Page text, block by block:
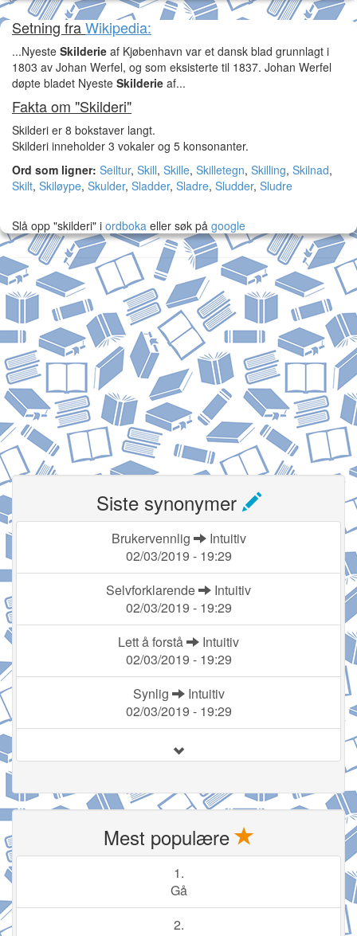
Setning fraWikipedia:
...Nyeste Skilderie af Kjøbenhavn var et dansk blad grunnlagt i
1803 av Johan Werfel, og som eksisterte til 1837. Johan Werfel
døpte bladet Nyeste Skilderie af...
Fakta om "Skilderi"
Skilderi er 8 bokstaver langt.
Skilderi inneholder 3 vokaler og 5 konsonanter.
Ord som ligner: Seiltur, Skill, Skille, Skilletegn, Skilling, Skilnad,
Skilt, Skiløype, Skulder, Sladder, Sladre, Sludder, Sludre
Slå opp "skilderi" i ordboka eller søk på google
Siste synonymer
Brukervennlig
Intuitiv
02/03/2019 - 19:29
Selvforklarende
Intuitiv
02/03/2019 - 19:29
Lett å forstå
Intuitiv
02/03/2019 - 19:29
Synlig
Intuitiv
02/03/2019 - 19:29
Mest populære
1.
Gå
2.